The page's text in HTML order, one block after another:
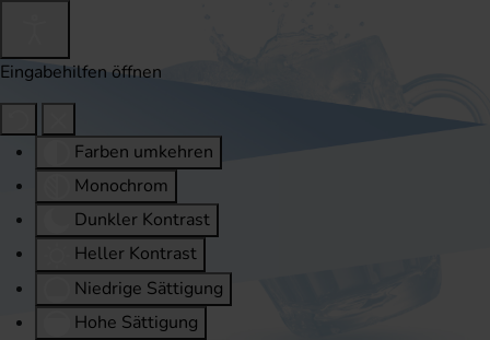
Eingabehilfen öffnen
Farben umkehren
Monochrom
Dunkler Kontrast
Heller Kontrast
Niedrige Sättigung
Hohe Sättigung